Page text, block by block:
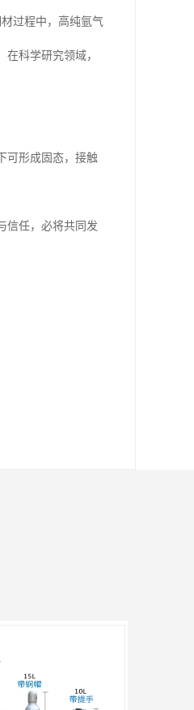
过程中，高纯氩气
科学研究领域，
可形成固态，接触
信任，必将共同发